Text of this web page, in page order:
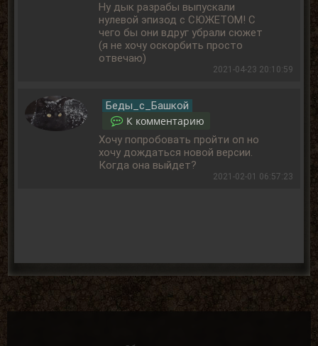
Ну дык разрабы выпускали
нулевой эпизод с СЮЖЕТОМ! С
чего бы они вдруг убрали сюжет
(я не хочу оскорбить просто
отвечаю)
2021-04-23 20:10:59
Беды_с_Башкой
К комментарию
Хочу попробовать пройти оп но
хочу дождаться новой версии.
Когда она выйдет?
2021-02-01 06:57:23